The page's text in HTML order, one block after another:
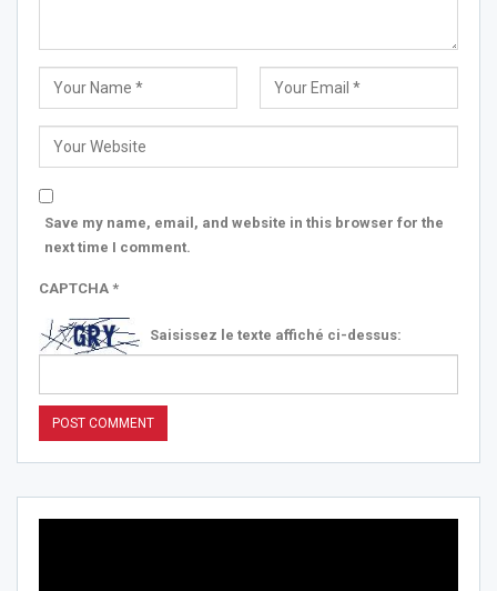
Save my name, email, and website in this browser for the
next time I comment.
CAPTCHA *
Saisissez le texte affiché ci-dessus: